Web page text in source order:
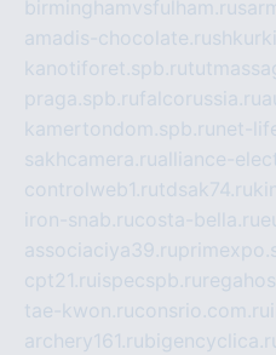
birminghamvsfulham.ru
amadis-chocolate.ru
kanotiforet.spb.ru
praga.spb.rufalcorussia.ru
kamertondom.spb.ru net-
sakhcamera.rualliance-
controlweb1.rutdsak74.ru
iron-snab.rucosta-bella.ru
associaciya39.ru
cpt21.ru ispecspb.ru
tae-kwon.ruconsrio.com.ru
archery161.ru